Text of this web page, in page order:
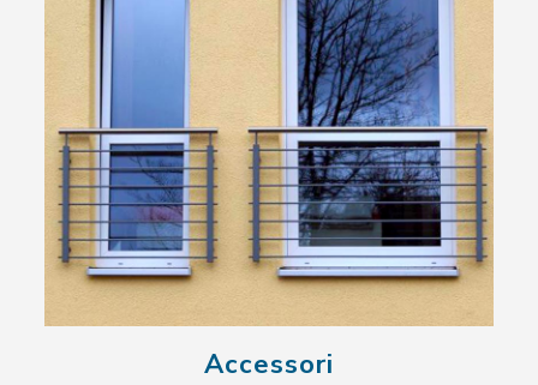
Accessori